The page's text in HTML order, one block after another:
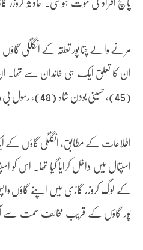
مرنے والے چتا پور تعلقہ کے انگلگی
اطلاعات کے مطابق، انگلگی گاؤں کے
اسپتال میں داخل کرایا گیا تھا۔ اس
کے لوگ کروزر گاڑی میں اپنے گاؤں
پور گاؤں کے قریب مخالف سمت سے